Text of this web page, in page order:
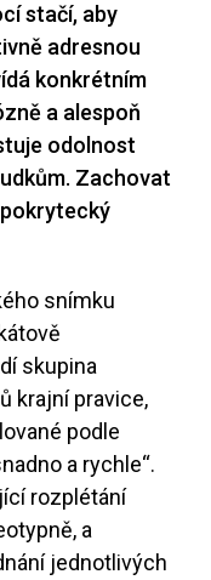
stačí, aby
adresnou
konkrétním
a alespoň
odolnost
Zachovat
snímku
skupina
krajní pravice,
podle
a rychle“.
rozplétání
a
jednotlivých